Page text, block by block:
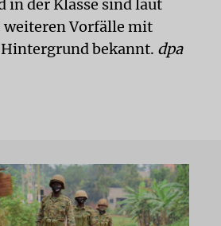
in der Klasse sind laut
weiteren Vorfälle mit
bekannt. dpa